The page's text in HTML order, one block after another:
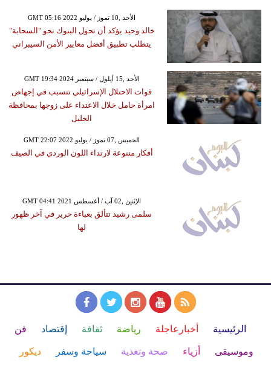
GMT 05:16 2022 الأحد ,10 تموز / يوليو
خالد وحيد يؤكد أن تحول البنوك نحو "السحابة"
يتطلب تطبيق أفضل معايير الأمن السيبراني
GMT 19:34 2024 الأحد ,15 أيلول / سبتمبر
قوات الاحتلال الإسرائيلي تتسبب في إجهاض
امرأة حامل خلال الاعتداء على زوجها بمحافظة
الخليل
GMT 22:07 2022 الخميس ,07 تموز / يوليو
أفكار متنوعة لارتداء اللون الوردي في الصيف
GMT 04:41 2021 الإثنين ,02 آب / أغسطس
سلمى رشيد تتألق بعباءة حرير في آخر ظهور
لها
الرئيسية أخبارعاجلة رياضة ثقافة إقتصاد فن
وموسيقى أزياء صحة وتغذية سياحة وسفر ديكور